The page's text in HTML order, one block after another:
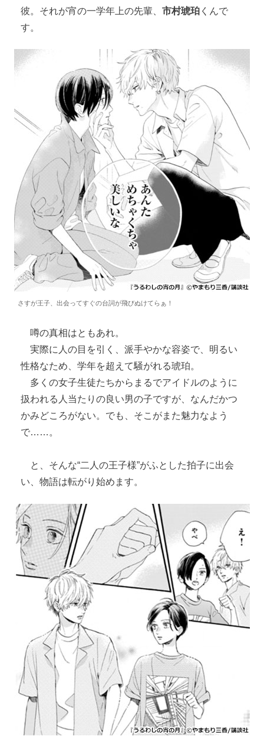
彼。それが宵の一学年上の先輩、市村琥珀 くんで
す。
さすが王子、出会ってすぐの台詞が飛びぬけてらぁ！
噂の真相はともあれ。
実際に人の目を引く、派手やかな容姿で、明るい
性格なため、学年を超えて騒がれる琥珀。
多くの女子生徒たちからまるでアイドルのように
扱われる人当たりの良い男の子ですが、なんだかつ
かみどころがない。でも、そこがまた魅力なよう
で……。
と、そんな“二人の王子様”がふとした拍子に出会
い、物語は転がり始めます。